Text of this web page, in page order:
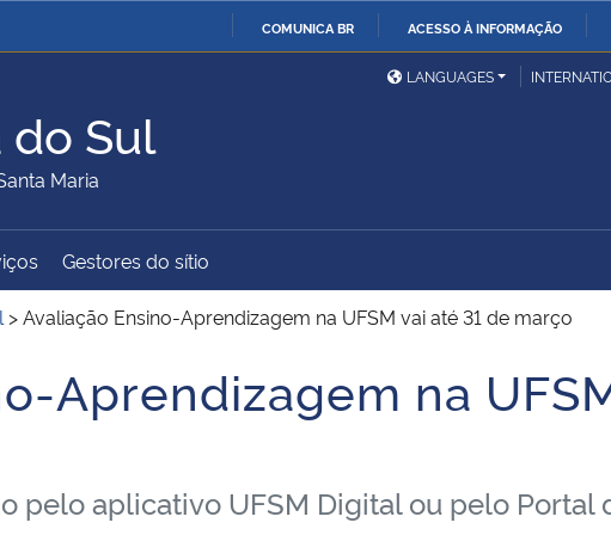
COMUNICA BR ACESSO À INFORMAÇÃO
e
Ministério da Defesa
Ministério das Relações
Exteriores
Ministério da Cidadania
Ministério do
Desenvolvimento Regional
União
Advocacia-Geral da União Banco Central do Brasil
LANGUAGES
Sul
Maria
Gestores do sítio
>Avaliação Ensino-Aprendizagem na UFSM vai até 31 de março
Aprendizagem na
pelo aplicativo UFSM Digital ou pelo Portal